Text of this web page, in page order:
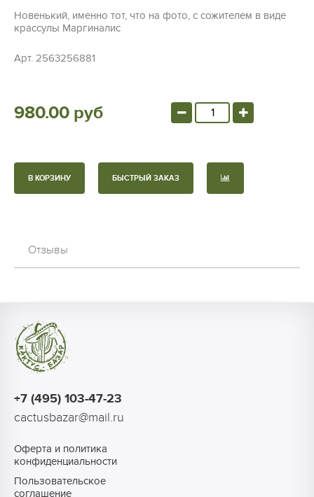
Новенький, именно тот, что на фото, с сожителем в виде
крассулы Маргиналис
Арт. 2563256881
980.00 руб
В КОРЗИНУ БЫСТРЫЙ ЗАКАЗ
Отзывы
+7 (495) 103-47-23
cactusbazar@mail.ru
Оферта и политика
конфиденциальности
Пользовательское
соглашение